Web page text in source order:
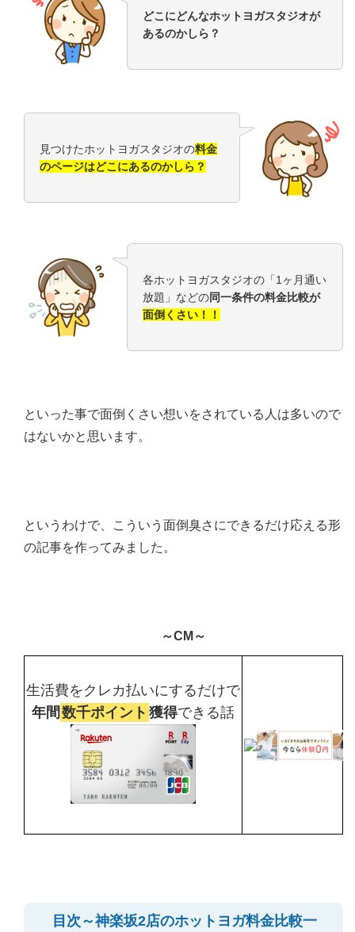
どこにどんなホットヨガスタジオが
あるのかしら？
見つけたホットヨガスタジオの料金
のページはどこにあるのかしら？
各ホットヨガスタジオの「1ヶ月通い
放題」などの同一条件の料金比較が
面倒くさい！！
といった事で面倒くさい想いをされている人は多いので
はないかと思います。
というわけで、こういう面倒臭さにできるだけ応える形
の記事を作ってみました。
～CM～
生活費をクレカ払いにするだけで
年間 数千ポイント 獲得できる話
目次～神楽坂2店のホットヨガ料金比較一